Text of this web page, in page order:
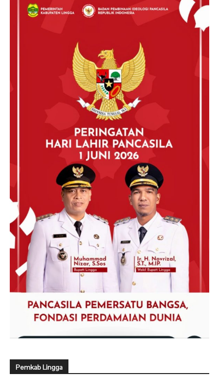
Pemkab Lingga